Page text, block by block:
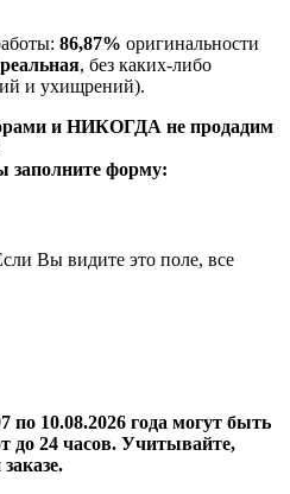
86,87% оригинальности
реальная, без каких-либо
и ухищрений).
и НИКОГДА не продадим
заполните форму:
Вы видите это поле, все
по 10.08.2026 года могут быть
до 24 часов. Учитывайте,